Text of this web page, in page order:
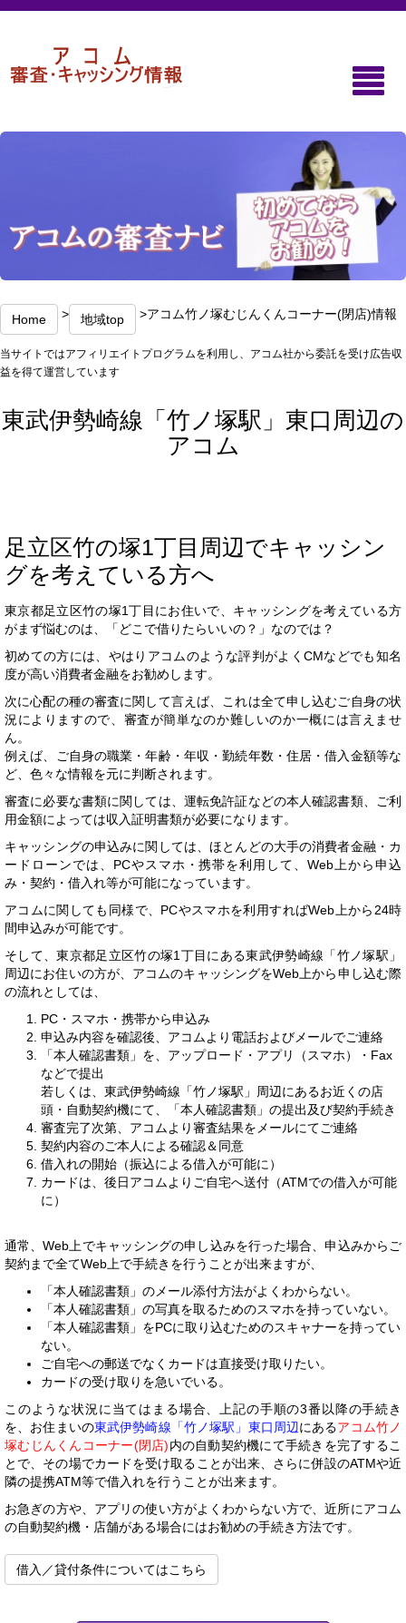
Home > 地域top >アコム竹ノ塚むじんくんコーナー(閉店)情報
当サイトではアフィリエイトプログラムを利用し、アコム社から委託を受け広告収
益を得て運営しています
東武伊勢崎線「竹ノ塚駅」東口周辺の
アコム
足立区竹の塚1丁目周辺でキャッシン
グを考えている方へ
東京都足立区竹の塚1丁目にお住いで、キャッシングを考えている方
がまず悩むのは、「どこで借りたらいいの？」なのでは？
初めての方には、やはりアコムのような評判がよくCMなどでも知名
度が高い消費者金融をお勧めします。
次に心配の種の審査に関して言えば、これは全て申し込むご自身の状
況によりますので、審査が簡単なのか難しいのか一概には言えませ
ん。
例えば、ご自身の職業・年齢・年収・勤続年数・住居・借入金額等な
ど、色々な情報を元に判断されます。
審査に必要な書類に関しては、運転免許証などの本人確認書類、ご利
用金額によっては収入証明書類が必要になります。
キャッシングの申込みに関しては、ほとんどの大手の消費者金融・カ
ードローンでは、PCやスマホ・携帯を利用して、Web上から申込
み・契約・借入れ等が可能になっています。
アコムに関しても同様で、PCやスマホを利用すればWeb上から24時
間申込みが可能です。
そして、東京都足立区竹の塚1丁目にある東武伊勢崎線「竹ノ塚駅」
周辺にお住いの方が、アコムのキャッシングをWeb上から申し込む際
の流れとしては、
PC・スマホ・携帯から申込み
申込み内容を確認後、アコムより電話およびメールでご連絡
「本人確認書類」を、アップロード・アプリ（スマホ）・Fax
などで提出
若しくは、東武伊勢崎線「竹ノ塚駅」周辺にあるお近くの店
頭・自動契約機にて、「本人確認書類」の提出及び契約手続き
審査完了次第、アコムより審査結果をメールにてご連絡
契約内容のご本人による確認＆同意
借入れの開始（振込による借入が可能に）
カードは、後日アコムよりご自宅へ送付（ATMでの借入が可能
に）
通常、Web上でキャッシングの申し込みを行った場合、申込みからご
契約まで全てWeb上で手続きを行うことが出来ますが、
「本人確認書類」のメール添付方法がよくわからない。
「本人確認書類」の写真を取るためのスマホを持っていない。
「本人確認書類」をPCに取り込むためのスキャナーを持ってい
ない。
ご自宅への郵送でなくカードは直接受け取りたい。
カードの受け取りを急いでいる。
このような状況に当てはまる場合、上記の手順の3番以降の手続き
を、お住まいの東武伊勢崎線「竹ノ塚駅」東口周辺にあるアコム竹ノ
塚むじんくんコーナー(閉店)内の自動契約機にて手続きを完了するこ
とで、その場でカードを受け取ることが出来、さらに併設のATMや近
隣の提携ATM等で借入れを行うことが出来ます。
お急ぎの方や、アプリの使い方がよくわからない方で、近所にアコム
の自動契約機・店舗がある場合にはお勧めの手続き方法です。
借入／貸付条件についてはこちら